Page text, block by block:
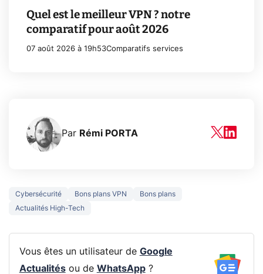
Quel est le meilleur VPN ? notre
comparatif pour août 2026
07 août 2026 à 19h53Comparatifs services
Par Rémi PORTA
Cybersécurité Bons plans VPN
Bons plans
Actualités High-Tech
Vous êtes un utilisateur de Google
Actualitésou de WhatsApp?